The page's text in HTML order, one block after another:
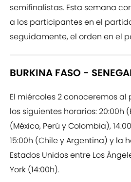
semifinalistas. Esta semana
a los participantes en el
seguidamente, el orden en el
BURKINA FASO -
El miércoles 2 conoceremos
los siguientes horarios: 20:00h
(México, Perú y Colombia),
15:00h (Chile y Argentina) y la
Estados Unidos entre Los
York (14:00h).